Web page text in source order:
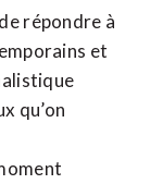
répondre à
et
qu’on